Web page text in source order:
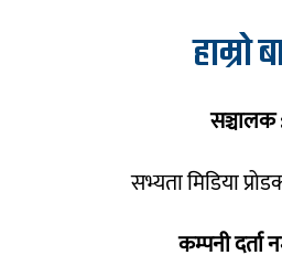
हाम्रो
सञ्चालक
सभ्यता मिडिया
कम्पनी दर्ता